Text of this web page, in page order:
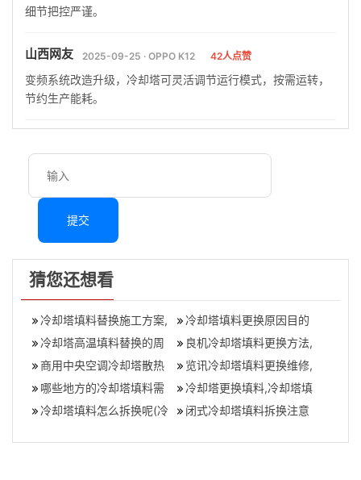
细节把控严谨。
山西网友 2025-09-25 · OPPO K12 42人点赞
变频系统改造升级，冷却塔可灵活调节运行模式，按需运转，
节约生产能耗。
提交
猜您还想看
冷却塔填料替换施工方案,
更换冷却塔填料正确的步
骤
冷却塔填料更换原因目的
(替换冷却塔填料方法)
冷却塔高温填料替换的周
期是多久呢(冷却塔填料几
年更换一次
良机冷却塔填料更换方法,
冷却塔填料更换步骤及注
意事项
商用中央空调冷却塔散热
效率不足怎么办？
览讯冷却塔填料更换维修,
马利新菱冷却塔填料拆换
回收
哪些地方的冷却塔填料需
要更换(冷却塔填料一般什
冷却塔更换填料,冷却塔填
料维护保养方法
冷却塔填料怎么拆换呢(冷
闭式冷却塔填料拆换注意